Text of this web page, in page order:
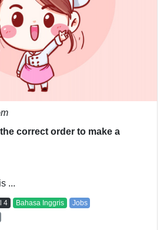
correct order to make a
...
4 Bahasa Inggris
Jobs